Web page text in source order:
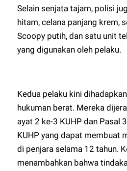
Selain senjata tajam, polisi
hitam, celana panjang krem,
Scoopy putih, dan satu unit
yang digunakan oleh pelaku.
Kedua pelaku kini
hukuman berat. Mereka
ayat 2 ke-3 KUHP dan Pasal
KUHP yang dapat membuat
di penjara selama 12 tahun.
menambahkan bahwa